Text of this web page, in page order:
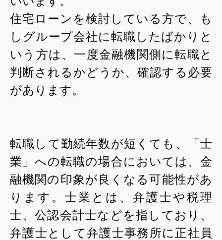
住宅ローンを検討している方で、も
しグループ会社に転職したばかりと
いう方は、一度金融機関側に転職と
判断されるかどうか、確認する必要
があります。
転職して勤続年数が短くても、「士
業」への転職の場合においては、金
融機関の印象が良くなる可能性があ
ります。士業とは、弁護士や税理
士、公認会計士などを指しており、
弁護士として弁護士事務所に正社員